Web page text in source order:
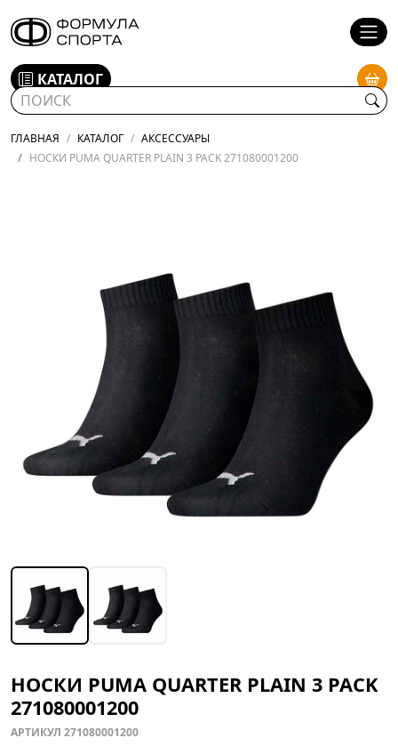
КАТАЛОГ
ГЛАВНАЯ КАТАЛОГ
АКСЕССУАРЫ
НОСКИ PUMA QUARTER PLAIN 3 PACK 271080001200
НОСКИ PUMA QUARTER PLAIN 3 PACK
271080001200
АРТИКУЛ 271080001200